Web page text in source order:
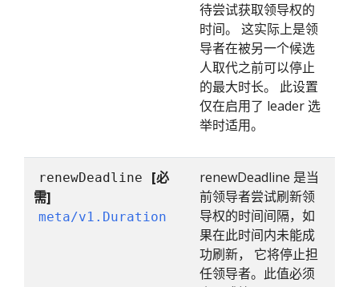
待尝试获取领导权的
时间。 这实际上是领
导者在被另一个候选
人取代之前可以停止
的最大时长。 此设置
仅在启用了 leader 选
举时适用。
renewDeadline
[必
需]
meta/v1.Duration
renewDeadline 是当
前领导者尝试刷新领
导权的时间间隔，如
果在此时间内未能成
功刷新， 它将停止担
任领导者。此值必须